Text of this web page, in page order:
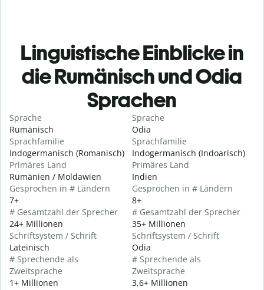
Linguistische Einblicke in
die Rumänisch und Odia
Sprachen
Sprache
Rumänisch
Sprachfamilie
Indogermanisch (Romanisch)
Primäres Land
Rumänien / Moldawien
Gesprochen in # Ländern
7+
# Gesamtzahl der Sprecher
24+ Millionen
Schriftsystem / Schrift
Lateinisch
# Sprechende als
Zweitsprache
1+ Millionen
Sprache
Odia
Sprachfamilie
Indogermanisch (Indoarisch)
Primäres Land
Indien
Gesprochen in # Ländern
8+
# Gesamtzahl der Sprecher
35+ Millionen
Schriftsystem / Schrift
Odia
# Sprechende als
Zweitsprache
3,6+ Millionen